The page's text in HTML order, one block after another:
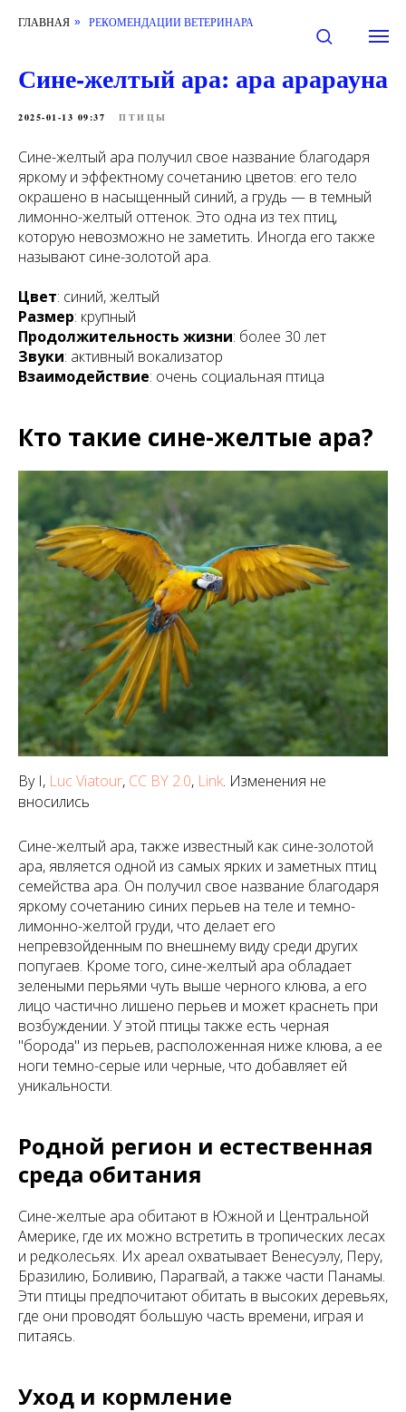
ГЛАВНАЯ » РЕКОМЕНДАЦИИ ВЕТЕРИНАРА
Сине-желтый ара: ара арарауна
2025-01-13 09:37 ПТИЦЫ
Сине-желтый ара получил свое название благодаря
яркому и эффектному сочетанию цветов: его тело
окрашено в насыщенный синий, а грудь — в темный
лимонно-желтый оттенок. Это одна из тех птиц,
которую невозможно не заметить. Иногда его также
называют сине-золотой ара.
Цвет: синий, желтый
Размер: крупный
Продолжительность жизни: более 30 лет
Звуки: активный вокализатор
Взаимодействие: очень социальная птица
Кто такие сине-желтые ара?
By I, Luc Viatour, CC BY 2.0, Link. Изменения не
вносились
Сине-желтый ара, также известный как сине-золотой
ара, является одной из самых ярких и заметных птиц
семейства ара. Он получил свое название благодаря
яркому сочетанию синих перьев на теле и темно-
лимонно-желтой груди, что делает его
непревзойденным по внешнему виду среди других
попугаев. Кроме того, сине-желтый ара обладает
зелеными перьями чуть выше черного клюва, а его
лицо частично лишено перьев и может краснеть при
возбуждении. У этой птицы также есть черная
"борода" из перьев, расположенная ниже клюва, а ее
ноги темно-серые или черные, что добавляет ей
уникальности.
Родной регион и естественная
среда обитания
Сине-желтые ара обитают в Южной и Центральной
Америке, где их можно встретить в тропических лесах
и редколесьях. Их ареал охватывает Венесуэлу, Перу,
Бразилию, Боливию, Парагвай, а также части Панамы.
Эти птицы предпочитают обитать в высоких деревьях,
где они проводят большую часть времени, играя и
питаясь.
Уход и кормление